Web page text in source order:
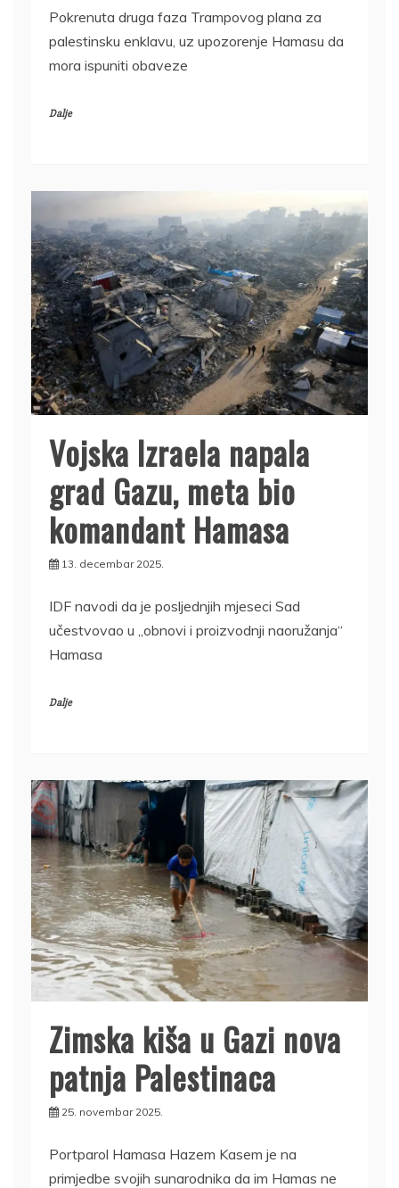
Pokrenuta druga faza Trampovog plana za
palestinsku enklavu, uz upozorenje Hamasu da
mora ispuniti obaveze
Dalje
Vojska Izraela napala
grad Gazu, meta bio
komandant Hamasa
13. decembar 2025.
IDF navodi da je posljednjih mjeseci Sad
učestvovao u „obnovi i proizvodnji naoružanja“
Hamasa
Dalje
Zimska kiša u Gazi nova
patnja Palestinaca
25. novembar 2025.
Portparol Hamasa Hazem Kasem je na
primjedbe svojih sunarodnika da im Hamas ne